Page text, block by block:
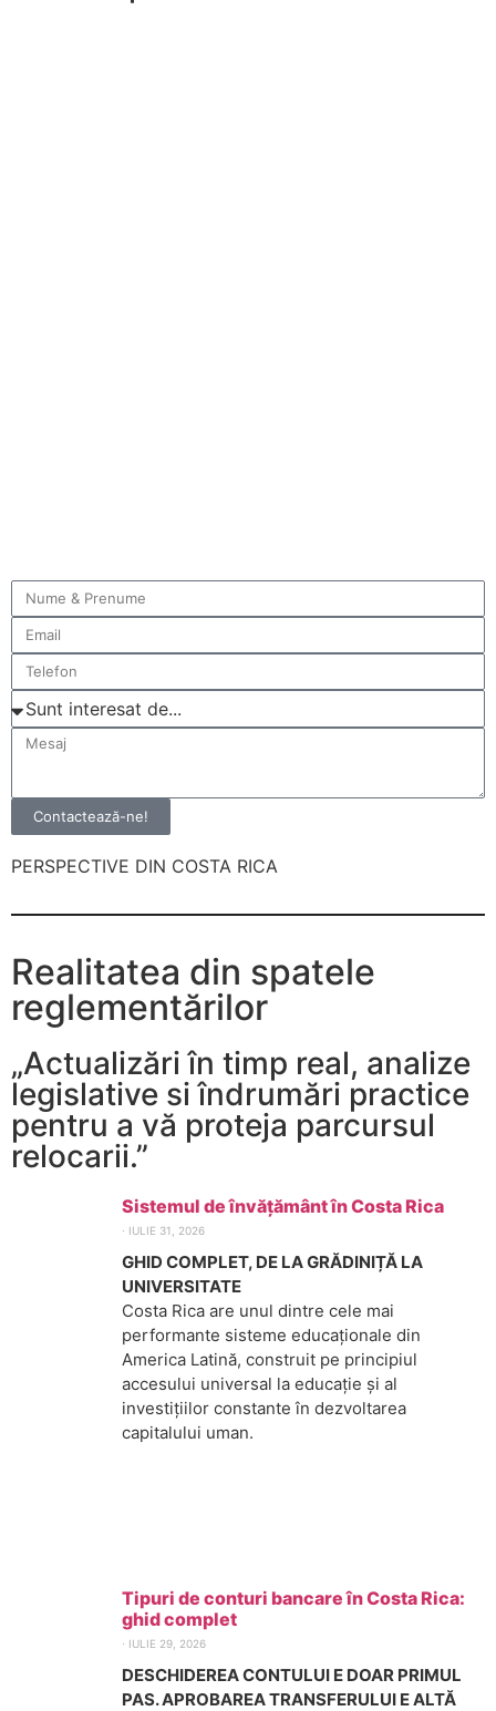
Contactează-ne!
PERSPECTIVE DIN COSTA RICA
Realitatea din spatele
reglementărilor
„Actualizări în timp real, analize
legislative si îndrumări practice
pentru a vă proteja parcursul
relocarii.”
Sistemul de învățământ în Costa Rica
⋅ IULIE 31, 2026
GHID COMPLET, DE LA GRĂDINIȚĂ LA
UNIVERSITATE
Costa Rica are unul dintre cele mai
performante sisteme educaționale din
America Latină, construit pe principiul
accesului universal la educație și al
investițiilor constante în dezvoltarea
capitalului uman.
Tipuri de conturi bancare în Costa Rica:
ghid complet
⋅ IULIE 29, 2026
DESCHIDEREA CONTULUI E DOAR PRIMUL
PAS. APROBAREA TRANSFERULUI E ALTĂ